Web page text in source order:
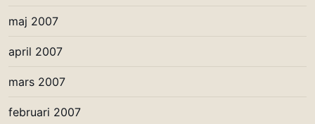
maj 2007
april 2007
mars 2007
februari 2007